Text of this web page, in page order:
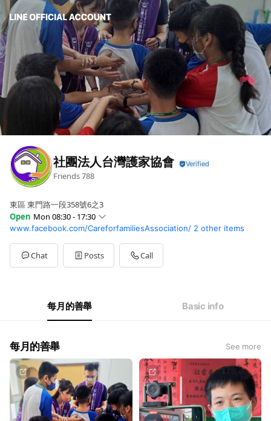
社團法人台灣護家協會
Friends788
東區 東門路一段358號6之3
Open Mon 08:30 - 17:30
SunClosed
Mon08:30 - 17:30
Tue08:30 - 17:30
Wed08:30 - 17:30
www.facebook.com/CareforfamiliesAssociation/ 2 other items
Chat Posts Call
每月的善舉 Basic info
每月的善舉 See more